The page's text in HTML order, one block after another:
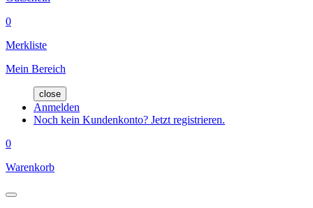
0
Merkliste
Mein Bereich
close
Anmelden
Noch kein Kundenkonto? Jetzt registrieren.
0
Warenkorb